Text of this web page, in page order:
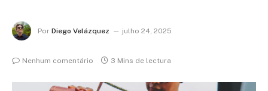
Por Diego Velázquez julho 24, 2025
Nenhum comentário 3 Mins de lectura